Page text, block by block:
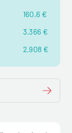
160,6 €
3.366 €
2.908 €